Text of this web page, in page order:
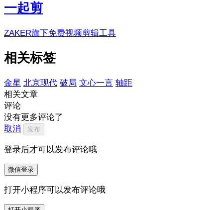
一起剪
ZAKER旗下免费视频剪辑工具
相关标签
金星 北京现代 破局 文心一言 轴距
相关文章
评论
没有更多评论了
取消
发布
登录后才可以发布评论哦
微信登录
打开小程序可以发布评论哦